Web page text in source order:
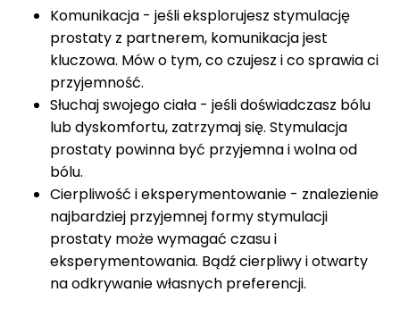
Komunikacja - jeśli eksplorujesz stymulację
prostaty z partnerem, komunikacja jest
kluczowa. Mów o tym, co czujesz i co sprawia ci
przyjemność.
Słuchaj swojego ciała - jeśli doświadczasz bólu
lub dyskomfortu, zatrzymaj się. Stymulacja
prostaty powinna być przyjemna i wolna od
bólu.
Cierpliwość i eksperymentowanie - znalezienie
najbardziej przyjemnej formy stymulacji
prostaty może wymagać czasu i
eksperymentowania. Bądź cierpliwy i otwarty
na odkrywanie własnych preferencji.